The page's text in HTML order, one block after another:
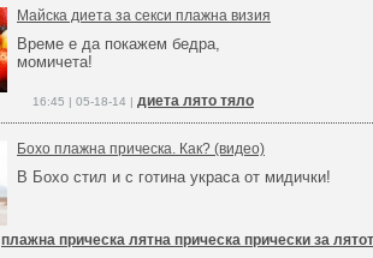
Майска диета за секси плажна визия
Време е да покажем бедра,
момичета!
16:45 | 05-18-14 | диета лято тяло
Бохо плажна прическа. Как? (видео)
В Бохо стил и с готина украса от мидички!
плажна прическа лятна прическа прически за